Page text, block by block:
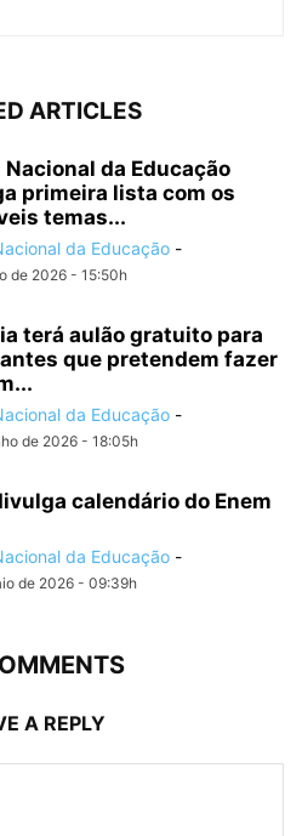
ARTICLES
Nacional da Educação
primeira lista com os
temas...
da Educação -
de 2026 - 15:50h
terá aulão gratuito para
que pretendem fazer
da Educação -
de 2026 - 18:05h
calendário do Enem
da Educação -
de 2026 - 09:39h
A REPLY